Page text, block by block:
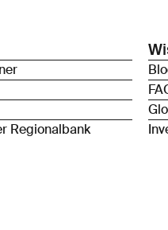
Regionalbank